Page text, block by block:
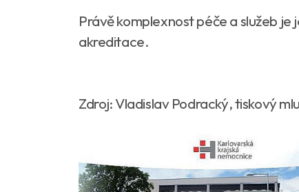
Právě komplexnost péče a služeb
akreditace.
Zdroj: Vladislav Podracký, tiskový